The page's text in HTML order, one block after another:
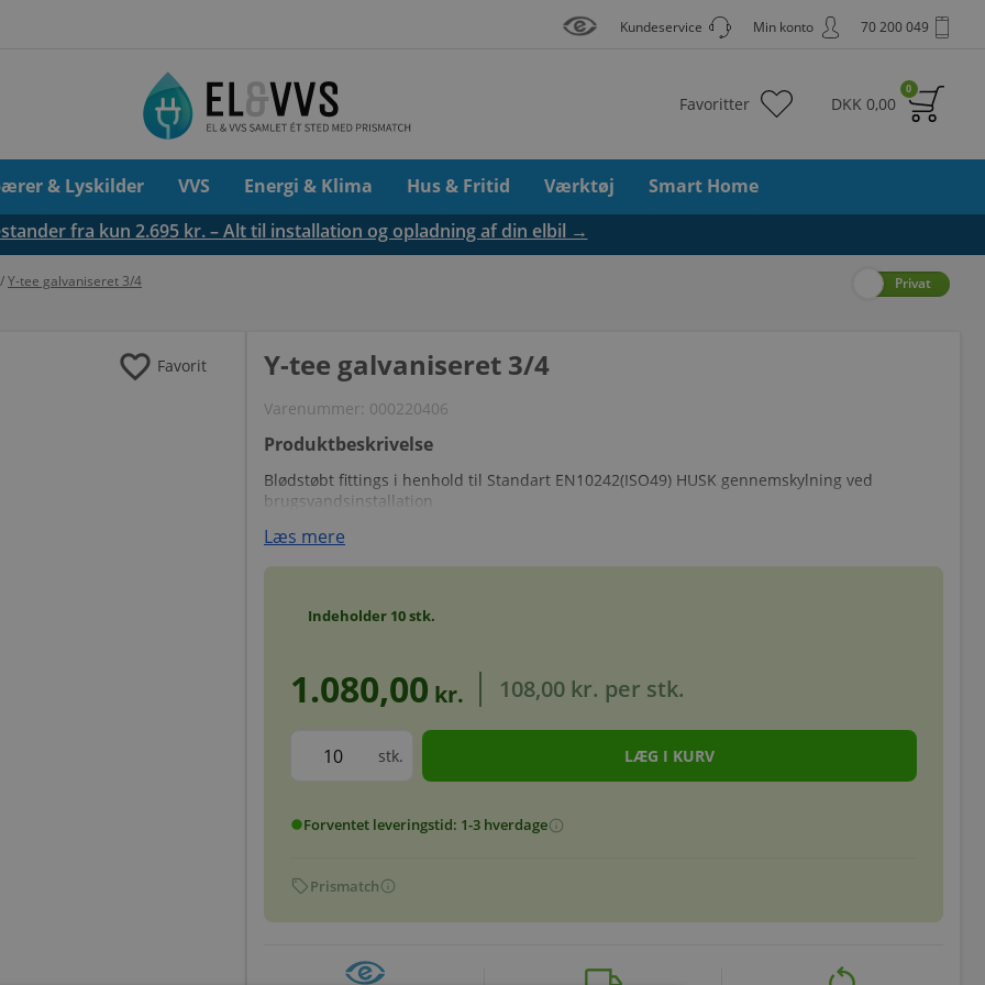
70 200 049
Min konto
Kundeservice
0
DKK 0,00
Favoritter
& Lyskilder VVS Energi & Klima Hus & Fritid Værktøj
Smart Home
fra kun 2.695 kr. – Alt til installation og opladning af din elbil →
/Y-tee galvaniseret 3/4 Privat
favorite Favorit Y-tee galvaniseret 3/4
Varenummer: 000220406
Produktbeskrivelse
Blødstøbt fittings i henhold til Standart EN10242(ISO49) HUSK gennemskylning ved
brugsvandsinstallation
Læs mere
Indeholder 10stk.
1.080,00 kr. 108,00 kr. per stk.
stk.
circleForventet leveringstid: 1-3 hverdageinfo
sellPrismatchinfo